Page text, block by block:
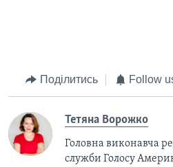
Поділитись Follow
Тетяна Ворожко
Головна виконавча
служби Голосу